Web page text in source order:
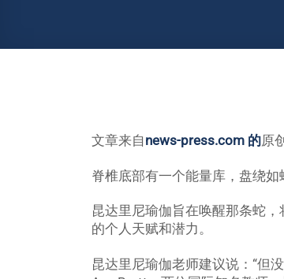
文章来自 news-press.com 的原
脊椎底部有一个能量库，盘绕如
昆达里尼瑜伽旨在唤醒那条蛇
的个人天赋和潜力。
昆达里尼瑜伽老师建议说：“但